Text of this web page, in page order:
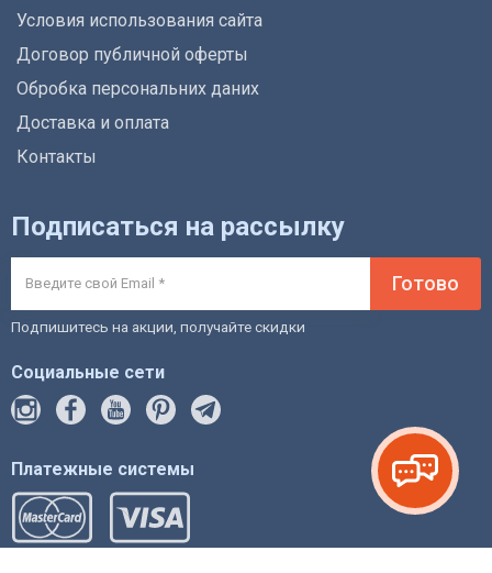
Условия использования сайта
Договор публичной оферты
Обробка персональних даних
Доставка и оплата
Контакты
Подписаться на рассылку
Готово
Подпишитесь на акции, получайте скидки
Социальные сети
Платежные системы